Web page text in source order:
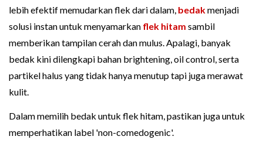
lebih efektif memudarkan flek dari dalam, bedakmenjadi
solusi instan untuk menyamarkan flek hitam sambil
memberikan tampilan cerah dan mulus. Apalagi, banyak
bedak kini dilengkapi bahan brightening, oil control, serta
partikel halus yang tidak hanya menutup tapi juga merawat
kulit.
Dalam memilih bedak untuk flek hitam, pastikan juga untuk
memperhatikan label 'non-comedogenic'.